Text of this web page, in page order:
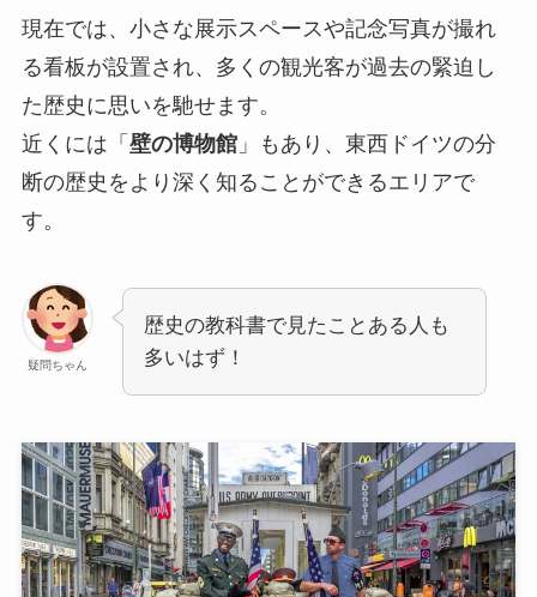
現在では、小さな展示スペースや記念写真が撮れ
る看板が設置され、多くの観光客が過去の緊迫し
た歴史に思いを馳せます。
近くには「 壁の博物館」もあり、東西ドイツの分
断の歴史をより深く知ることができるエリアで
す。
疑問ちゃん
歴史の教科書で見たことある人も
多いはず！